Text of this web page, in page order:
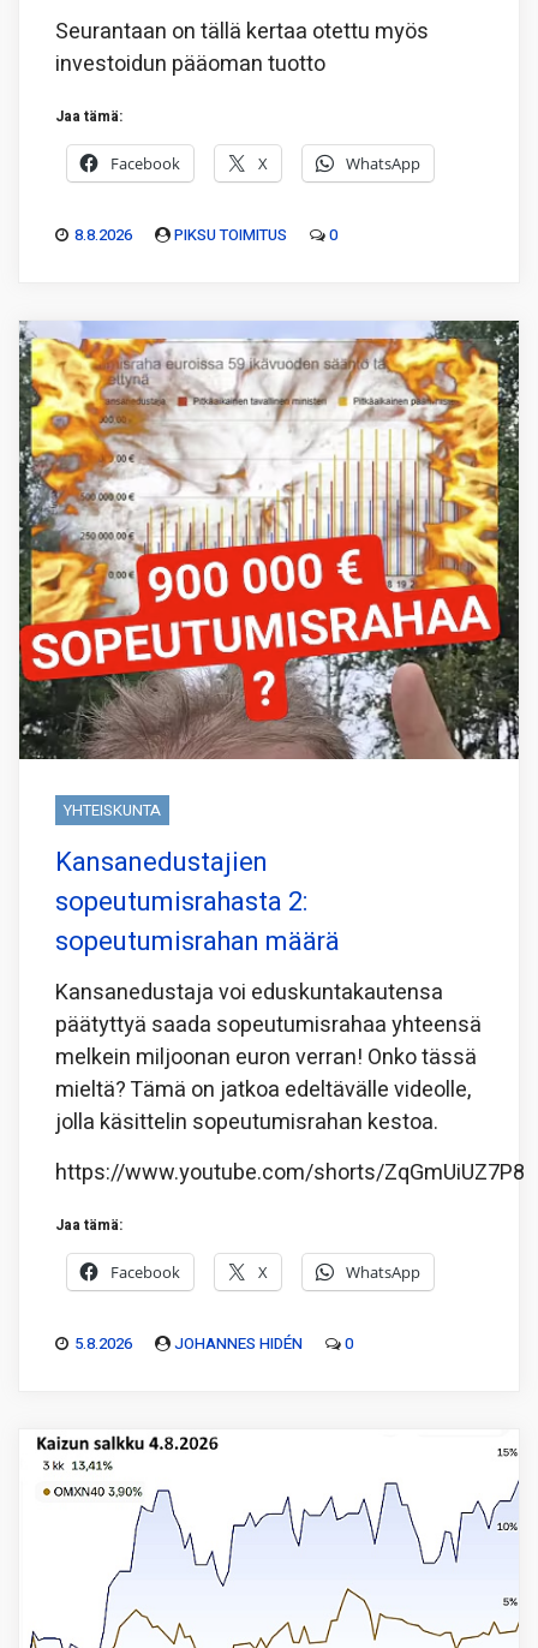
Seurantaan on tällä kertaa otettu myös
investoidun pääoman tuotto
Jaa tämä:
Facebook X WhatsApp
8.8.2026 PIKSU TOIMITUS 0
YHTEISKUNTA
Kansanedustajien
sopeutumisrahasta 2:
sopeutumisrahan määrä
Kansanedustaja voi eduskuntakautensa
päätyttyä saada sopeutumisrahaa yhteensä
melkein miljoonan euron verran! Onko tässä
mieltä? Tämä on jatkoa edeltävälle videolle,
jolla käsittelin sopeutumisrahan kestoa.
https://www.youtube.com/shorts/ZqGmUiUZ7P8
Jaa tämä:
Facebook X WhatsApp
5.8.2026 JOHANNES HIDÉN 0